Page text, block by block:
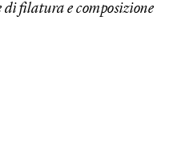
filatura e composizione